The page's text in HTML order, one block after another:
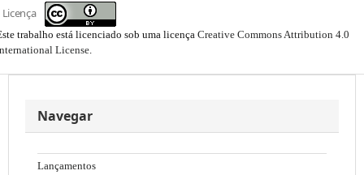
Licença
trabalho está licenciado sob uma licença Creative Commons Attribution 4.0
License.
Navegar
Lançamentos